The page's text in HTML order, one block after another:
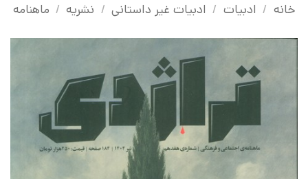
خانه / ادبیات / ادبیات غیر داستانی / نشریه / ماهنامه